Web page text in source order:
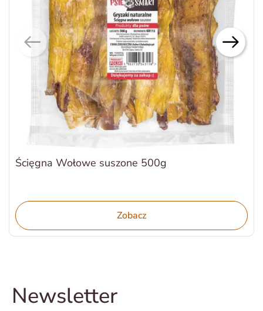
Ścięgna Wołowe suszone 500g
Zobacz
Newsletter